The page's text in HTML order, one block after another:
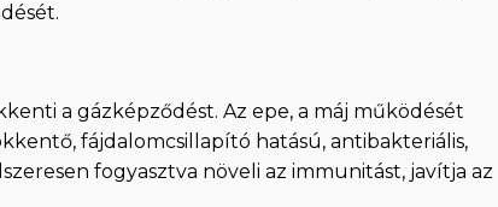
a gázképződést. Az epe, a máj működését
fájdalomcsillapító hatású, antibakteriális,
fogyasztva növeli az immunitást, javítja az